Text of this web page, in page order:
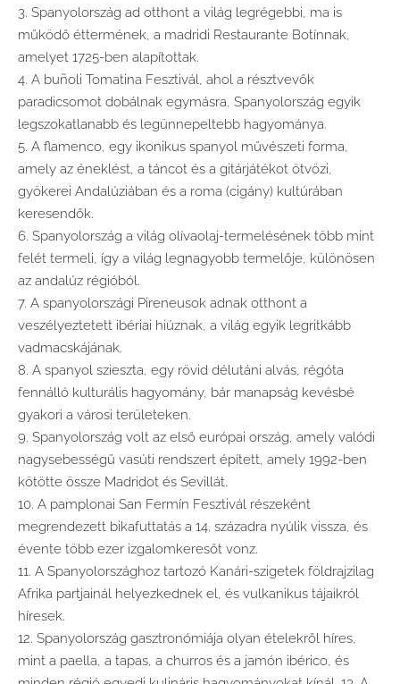
3. Spanyolország ad otthont a világ legrégebbi, ma is
működő éttermének, a madridi Restaurante Botínnak,
amelyet 1725-ben alapítottak.
4. A buñoli Tomatina Fesztivál, ahol a résztvevők
paradicsomot dobálnak egymásra, Spanyolország egyik
legszokatlanabb és legünnepeltebb hagyománya.
5. A flamenco, egy ikonikus spanyol művészeti forma,
amely az éneklést, a táncot és a gitárjátékot ötvözi,
gyökerei Andalúziában és a roma (cigány) kultúrában
keresendők.
6. Spanyolország a világ olívaolaj-termelésének több mint
felét termeli, így a világ legnagyobb termelője, különösen
az andalúz régióból.
7. A spanyolországi Pireneusok adnak otthont a
veszélyeztetett ibériai hiúznak, a világ egyik legritkább
vadmacskájának.
8. A spanyol szieszta, egy rövid délutáni alvás, régóta
fennálló kulturális hagyomány, bár manapság kevésbé
gyakori a városi területeken.
9. Spanyolország volt az első európai ország, amely valódi
nagysebességű vasúti rendszert épített, amely 1992-ben
kötötte össze Madridot és Sevillát.
10. A pamplonai San Fermín Fesztivál részeként
megrendezett bikafuttatás a 14. századra nyúlik vissza, és
évente több ezer izgalomkeresőt vonz.
11. A Spanyolországhoz tartozó Kanári-szigetek földrajzilag
Afrika partjainál helyezkednek el, és vulkanikus tájaikról
híresek.
12. Spanyolország gasztronómiája olyan ételekről híres,
mint a paella, a tapas, a churros és a jamón ibérico, és